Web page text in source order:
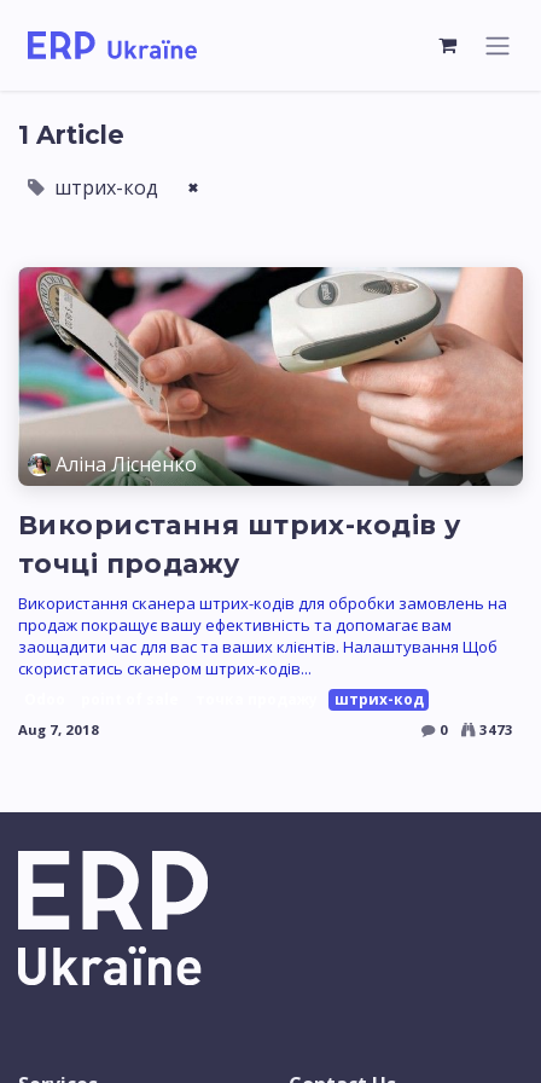
1 Article
штрих-код ×
Аліна Лісненко
Використання штрих-кодів у
точці продажу
Використання сканера штрих-кодів для обробки замовлень на
продаж покращує вашу ефективність та допомагає вам
заощадити час для вас та ваших клієнтів. Налаштування Щоб
скористатись сканером штрих-кодів...
штрих-код
Aug 7, 2018 0 3473